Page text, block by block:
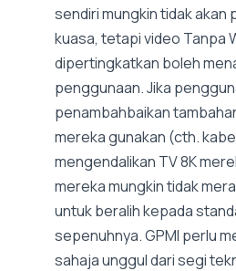
sendiri mungkin tidak akan
kuasa, tetapi video Tanpa
dipertingkatkan boleh
penggunaan. Jika
penambahbaikan
mereka gunakan (cth.
mengendalikan TV 8K
mereka mungkin tidak
untuk beralih kepada
sepenuhnya. GPMI perlu
sahaja unggul dari segi